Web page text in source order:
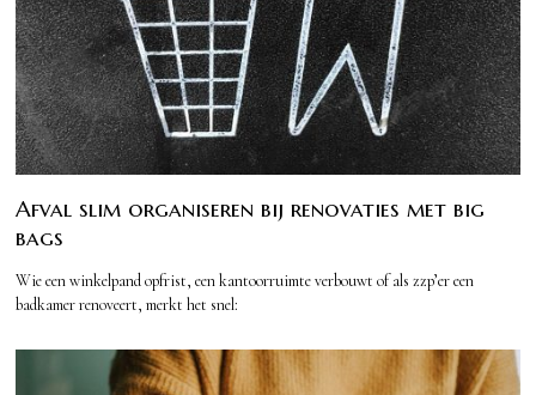
Afval slim organiseren bij renovaties met big
bags
Wie een winkelpand opfrist, een kantoorruimte verbouwt of als zzp’er een
badkamer renoveert, merkt het snel: